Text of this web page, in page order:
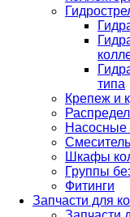
типа
Крепеж и
Насосные
Шкафы
Группы
Фитинги
Запчасти для